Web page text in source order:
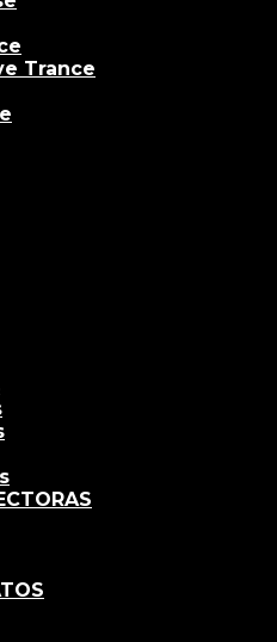
Trance